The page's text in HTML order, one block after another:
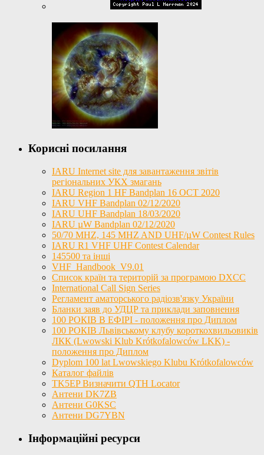
Корисні посилання
IARU Internet site для завантаження звітів
регіональних УКХ змагань
IARU Region 1 HF Bandplan 16 OCT 2020
IARU VHF Bandplan 02/12/2020
IARU UHF Bandplan 18/03/2020
IARU µW Bandplan 02/12/2020
50/70 MHZ, 145 MHZ AND UHF/µW Contest Rules
IARU R1 VHF UHF Contest Calendar
145500 та інші
VHF_Handbook_V9.01
Список країн та територій за програмою DXCC
International Call Sign Series
Регламент аматорського радіозв'язку України
Бланки заяв до УДЦР та приклади заповнення
100 РОКІВ В ЕФІРІ - положення про Диплом
100 РОКІВ Львівському клубу короткохвильовиків
ЛКК (Lwowski Klub Krótkofalowców LKK) -
положення про Диплом
Dyplom 100 lat Lwowskiego Klubu Krótkofalowców
Каталог файлів
TK5EP Визначити QTH Locator
Антени DK7ZB
Антени G0KSC
Антени DG7YBN
Інформаційні ресурси